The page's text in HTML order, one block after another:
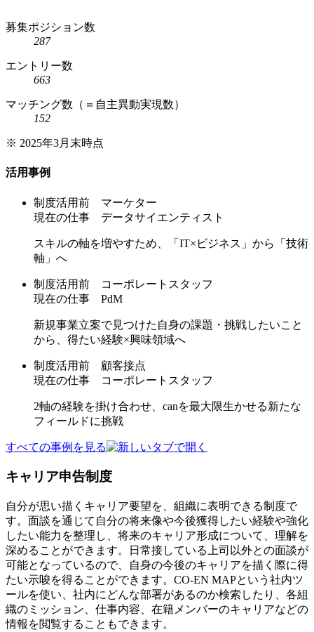
募集ポジション数
287
エントリー数
663
マッチング数（＝自主異動実現数）
152
※ 2025年3月末時点
活用事例
制度活用前 マーケター
現在の仕事 データサイエンティスト
スキルの軸を増やすため、「IT×ビジネス」から「技術
軸」へ
制度活用前 コーポレートスタッフ
現在の仕事 PdM
新規事業立案で見つけた自身の課題・挑戦したいこと
から、得たい経験×興味領域へ
制度活用前 顧客接点
現在の仕事 コーポレートスタッフ
2軸の経験を掛け合わせ、canを最大限生かせる新たな
フィールドに挑戦
すべての事例を見る
キャリア申告制度
自分が思い描くキャリア要望を、組織に表明できる制度で
す。面談を通じて自分の将来像や今後獲得したい経験や強化
したい能力を整理し、将来のキャリア形成について、理解を
深めることができます。日常接している上司以外との面談が
可能となっているので、自身の今後のキャリアを描く際に得
たい示唆を得ることができます。CO-EN MAPという社内ツ
ールを使い、社内にどんな部署があるのか検索したり、各組
織のミッション、仕事内容、在籍メンバーのキャリアなどの
情報を閲覧することもできます。